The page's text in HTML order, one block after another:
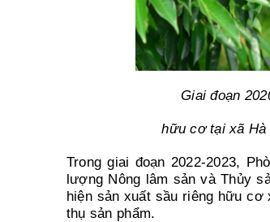
Giai đoạn
hữu cơ tại xã Hà
Trong giai đoạn 2022-2023,
lượng Nông lâm sản và Thủy
hiện sản xuất sầu riêng hữu
thụ sản phẩm.